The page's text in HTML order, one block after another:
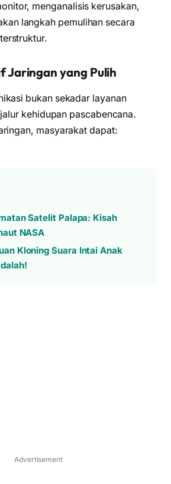
menganalisis kerusakan,
langkah pemulihan secara
Jaringan yang Pulih
bukan sekadar layanan
kehidupan pascabencana.
masyarakat dapat:
Satelit Palapa: Kisah
NASA
Kloning Suara Intai Anak
Advertisement